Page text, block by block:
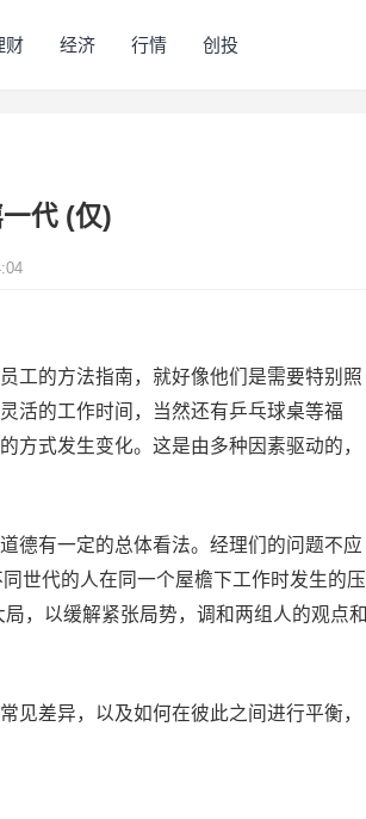
财 经济 行情 创投
代 (仅)
工的方法指南，就好像他们是需要特别照
活的工作时间，当然还有乒乓球桌等福
方式发生变化。这是由多种因素驱动的，
德有一定的总体看法。经理们的问题不应
世代的人在同一个屋檐下工作时发生的压
，以缓解紧张局势，调和两组人的观点和
见差异，以及如何在彼此之间进行平衡，